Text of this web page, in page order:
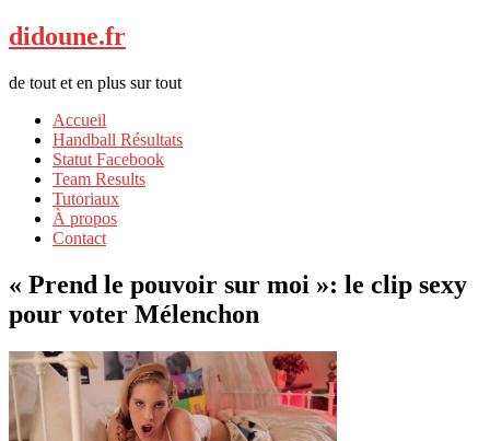
didoune.fr
de tout et en plus sur tout
Accueil
Handball Résultats
Statut Facebook
Team Results
Tutoriaux
À propos
Contact
« Prend le pouvoir sur moi »: le clip sexy
pour voter Mélenchon